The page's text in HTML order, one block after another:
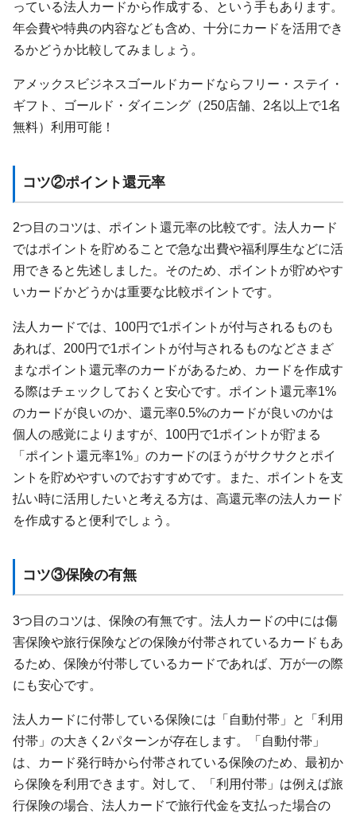
っている法人カードから作成する、という手もあります。
年会費や特典の内容なども含め、十分にカードを活用でき
るかどうか比較してみましょう。
アメックスビジネスゴールドカードならフリー・ステイ・
ギフト、ゴールド・ダイニング（250店舗、2名以上で1名
無料）利用可能！
コツ②ポイント還元率
2つ目のコツは、ポイント還元率の比較です。法人カード
ではポイントを貯めることで急な出費や福利厚生などに活
用できると先述しました。そのため、ポイントが貯めやす
いカードかどうかは重要な比較ポイントです。
法人カードでは、100円で1ポイントが付与されるものも
あれば、200円で1ポイントが付与されるものなどさまざ
まなポイント還元率のカードがあるため、カードを作成す
る際はチェックしておくと安心です。ポイント還元率1%
のカードが良いのか、還元率0.5%のカードが良いのかは
個人の感覚によりますが、100円で1ポイントが貯まる
「ポイント還元率1%」のカードのほうがサクサクとポイ
ントを貯めやすいのでおすすめです。また、ポイントを支
払い時に活用したいと考える方は、高還元率の法人カード
を作成すると便利でしょう。
コツ③保険の有無
3つ目のコツは、保険の有無です。法人カードの中には傷
害保険や旅行保険などの保険が付帯されているカードもあ
るため、保険が付帯しているカードであれば、万が一の際
にも安心です。
法人カードに付帯している保険には「自動付帯」と「利用
付帯」の大きく2パターンが存在します。「自動付帯」
は、カード発行時から付帯されている保険のため、最初か
ら保険を利用できます。対して、「利用付帯」は例えば旅
行保険の場合、法人カードで旅行代金を支払った場合の